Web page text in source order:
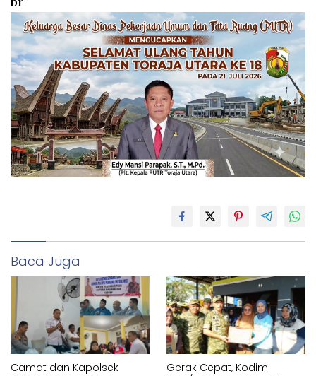
Baca Juga
Camat dan Kapolsek
Gerak Cepat, Kodim